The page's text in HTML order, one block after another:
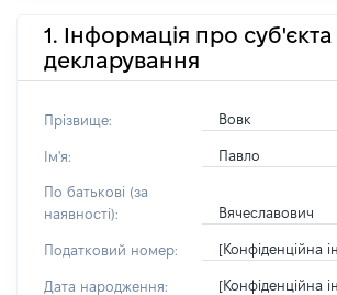
1. Інформація про суб'єкта
декларування
Прізвище: Вовк
Ім'я: Павло
По батькові (за
наявності):
Вячеславович
Податковий номер: [Конфіденційна
Дата народження: [Конфіденційна